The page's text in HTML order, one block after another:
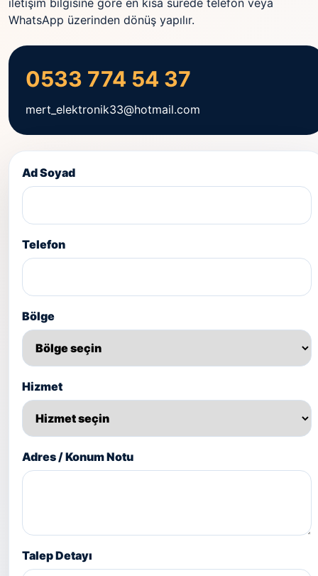
iletişim bilgisine göre en kısa sürede telefon veya
WhatsApp üzerinden dönüş yapılır.
0533 774 54 37
mert_elektronik33@hotmail.com
Ad Soyad
Telefon
Bölge
Hizmet
Adres / Konum Notu
Talep Detayı